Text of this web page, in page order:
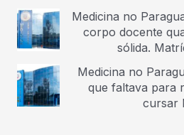
Medicina no
corpo docente
sólida.
Medicina no
que faltava para
cursar